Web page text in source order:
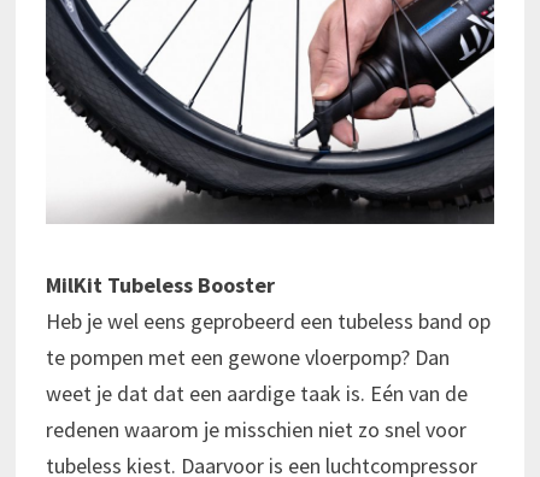
MilKit Tubeless Booster
Heb je wel eens geprobeerd een tubeless band op
te pompen met een gewone vloerpomp? Dan
weet je dat dat een aardige taak is. Eén van de
redenen waarom je misschien niet zo snel voor
tubeless kiest. Daarvoor is een luchtcompressor